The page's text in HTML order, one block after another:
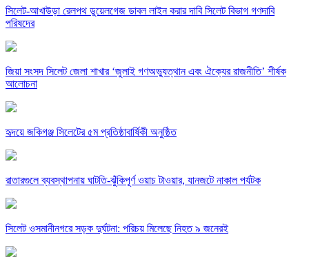
সিলেট-আখাউড়া রেলপথ ডুয়েলগেজ ডাবল লাইন করার দাবি সিলেট বিভাগ গণদাবি
পরিষদের
জিয়া সংসদ সিলেট জেলা শাখার ‘জুলাই গণঅভ্যুত্থান এবং ঐক্যের রাজনীতি’ শীর্ষক
আলোচনা
হৃদয়ে জকিগঞ্জ সিলেটের ৫ম প্রতিষ্ঠাবার্ষিকী অনুষ্ঠিত
রাতারগুলে ব্যবস্থাপনায় ঘাটতি-ঝুঁকিপূর্ণ ওয়াচ টাওয়ার, যানজটে নাকাল পর্যটক
সিলেট ওসমানীনগরে সড়ক দুর্ঘটনা: পরিচয় মিলেছে নিহত ৯ জনেরই